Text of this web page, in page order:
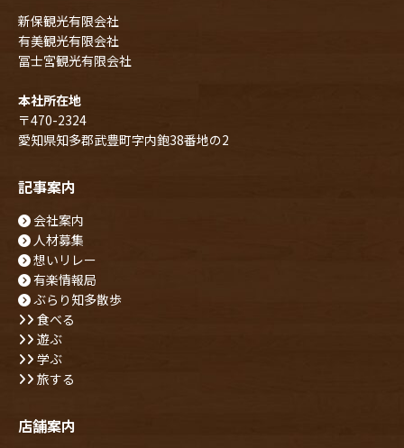
新保観光有限会社
有美観光有限会社
冨士宮観光有限会社
本社所在地
〒470-2324
愛知県知多郡武豊町字内鉋38番地の2
記事案内
会社案内
人材募集
想いリレー
有楽情報局
ぶらり知多散歩
食べる
遊ぶ
学ぶ
旅する
店舗案内